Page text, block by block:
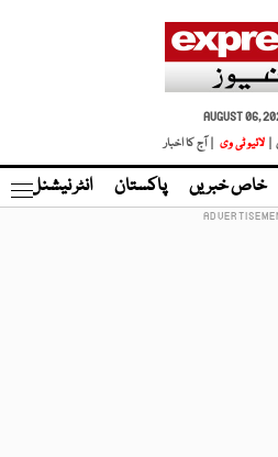
AUGUST 06,
|
لائیو ٹی وی | آج کا اخبار
خاص خبریں پاکستان انٹر نیشنل